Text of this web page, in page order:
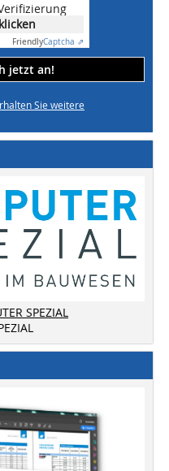
FriendlyCaptcha ⇗
jetzt an!
Sie weitere
SPEZIAL